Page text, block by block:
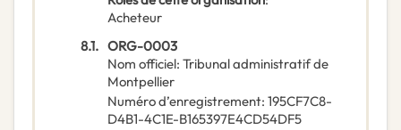
Acheteur
8.1. ORG-0003
Nom officiel: Tribunal administratif de
Montpellier
Numéro d’enregistrement: 195CF7C8-
D4B1-4C1E-B165397E4CD54DF5